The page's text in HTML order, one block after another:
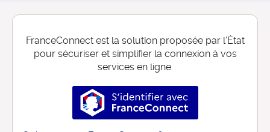
FranceConnect est la solution proposée par l’État
pour sécuriser et simplifier la connexion à vos
services en ligne.
S’identifier avec